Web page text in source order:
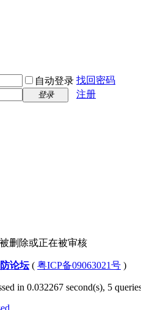
自动登录 找回密码
登录
注册
删除或正在被审核
论坛( 粤ICP备09063021号 )
in 0.032267 second(s), 5